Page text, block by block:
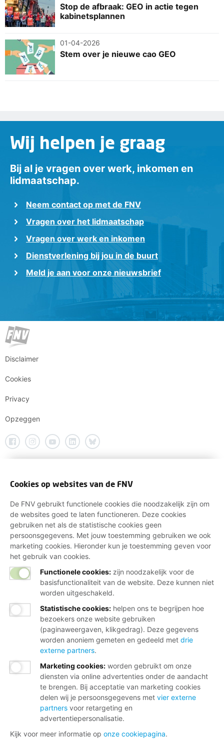
Stop de afbraak: GEO in actie tegen
kabinetsplannen
01-04-2026
Stem over je nieuwe cao GEO
Wij helpen je graag
Bij al je vragen over werk, inkomen en
lidmaatschap.
Neem contact op met de FNV
Vragen over het lidmaatschap
Vragen over werk en inkomen
Dienstverlening bij jou in de buurt
Meld je aan voor onze nieuwsbrief
Disclaimer
Cookies
Privacy
Opzeggen
Cookies op websites van de FNV
De FNV gebruikt functionele cookies die noodzakelijk zijn om
de websites goed te laten functioneren. Deze cookies
gebruiken net als de statistische cookies geen
persoonsgegevens. Met jouw toestemming gebruiken we ook
marketing cookies. Hieronder kun je toestemming geven voor
het gebruik van cookies.
Functionele cookies: zijn noodzakelijk voor de
basisfunctionaliteit van de website. Deze kunnen niet
worden uitgeschakeld.
Statistische cookies: helpen ons te begrijpen hoe
bezoekers onze website gebruiken
(paginaweergaven, klikgedrag). Deze gegevens
worden anoniem gemeten en gedeeld met drie
externe partners.
Marketing cookies: worden gebruikt om onze
diensten via online advertenties onder de aandacht
te brengen. Bij acceptatie van marketing cookies
delen wij je persoonsgegevens met vier externe
partners voor retargeting en
advertentiepersonalisatie.
Kijk voor meer informatie op onze cookiepagina.